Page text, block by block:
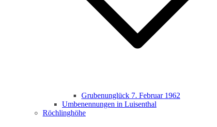
Grubenunglück 7. Februar 1962
Umbenennungen in Luisenthal
Röchlinghöhe